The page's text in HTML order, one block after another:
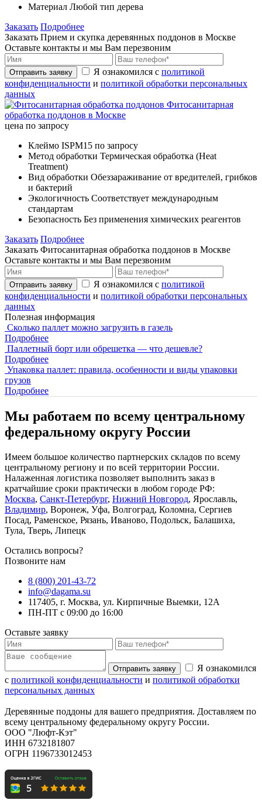
Материал Любой тип дерева
Заказать Подробнее
Заказать Прием и скупка деревянных поддонов в Москве
Оставьте контакты и мы Вам перезвоним
Отправить заявку Я ознакомился с политикой
конфиденциальности и политикой обработки персональных
данных
Фитосанитарная
обработка поддонов в Москве
цена по запросу
Клеймо ISPM15 по запросу
Метод обработки Термическая обработка (Heat
Treatment)
Вид обработки Обеззараживание от вредителей, грибков
и бактерий
Экологичность Соответствует международным
стандартам
Безопасность Без применения химических реагентов
Заказать Подробнее
Заказать Фитосанитарная обработка поддонов в Москве
Оставьте контакты и мы Вам перезвоним
Отправить заявку Я ознакомился с политикой
конфиденциальности и политикой обработки персональных
данных
Полезная информация
Сколько паллет можно загрузить в газель
Подробнее
Паллетный борт или обрешетка — что дешевле?
Подробнее
Упаковка паллет: правила, особенности и виды упаковки
грузов
Подробнее
Мы работаем по всему центральному
федеральному округу России
Имеем большое количество партнерских складов по всему
центральному региону и по всей территории России.
Налаженная логистика позволяет выполнить заказ в
кратчайшие сроки практически в любом городе РФ:
Москва, Санкт-Петербург, Нижний Новгород, Ярославль,
Владимир, Воронеж, Уфа, Волгоград, Коломна, Сергиев
Посад, Раменское, Рязань, Иваново, Подольск, Балашиха,
Тула, Тверь, Липецк
Остались вопросы?
Позвоните нам
8 (800) 201-43-72
info@dagama.su
117405, г. Москва, ул. Кирпичные Выемки, 12А
ПН-ПТ с 09:00 до 16:00
Оставьте заявку
Отправить заявку
Я ознакомился
с политикой конфиденциальности и политикой обработки
персональных данных
Деревянные поддоны для вашего предприятия. Доставляем по
всему центральному федеральному округу России.
ООО "Люфт-Кэт"
ИНН 6732181807
ОГРН 1196733012453